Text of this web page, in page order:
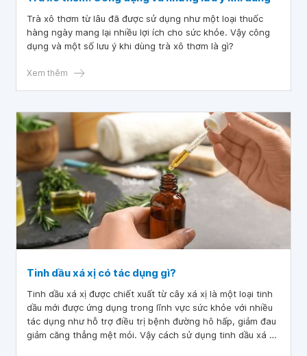
Trà xô thơm từ lâu đã được sử dụng như một loại thuốc
hàng ngày mang lại nhiều lợi ích cho sức khỏe. Vậy công
dụng và một số lưu ý khi dùng trà xô thơm là gì?
Xem thêm
Tinh dầu xá xị có tác dụng gì?
Tinh dầu xá xị được chiết xuất từ cây xá xị là một loại tinh
dầu mới được ứng dụng trong lĩnh vực sức khỏe với nhiều
tác dụng như hỗ trợ điều trị bệnh đường hô hấp, giảm đau
giảm căng thẳng mệt mỏi. Vậy cách sử dụng tinh dầu xá xị